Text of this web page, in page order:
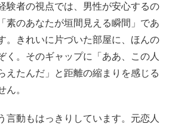
験者の視点では、男性が安心するの
素のあなたが垣間見える瞬間」であ
。きれいに片づいた部屋に、ほんの
く。そのギャップに「ああ、この人
えたんだ」と距離の縮まりを感じる
ん。
言動もはっきりしています。元恋人